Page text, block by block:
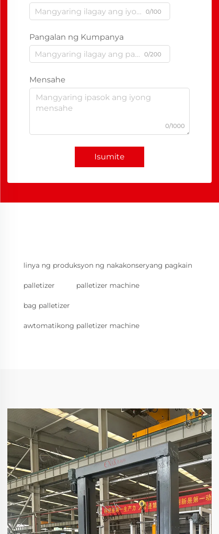
0/100
Pangalan ng Kumpanya
0/200
Mensahe
0/1000
Isumite
linya ng produksyon ng nakakonseryang pagkain
palletizer palletizer machine
bag palletizer
awtomatikong palletizer machine